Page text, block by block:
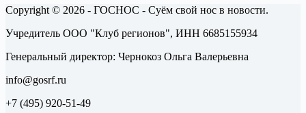
Copyright © 2026 - ГОСНОС - Суём свой нос в новости.
Учредитель ООО "Клуб регионов", ИНН 6685155934
Генеральный директор: Чернокоз Ольга Валерьевна
info@gosrf.ru
+7 (495) 920-51-49